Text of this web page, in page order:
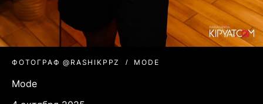
ФОТОГРАФ @RASHIKPPZ MODE
Mode